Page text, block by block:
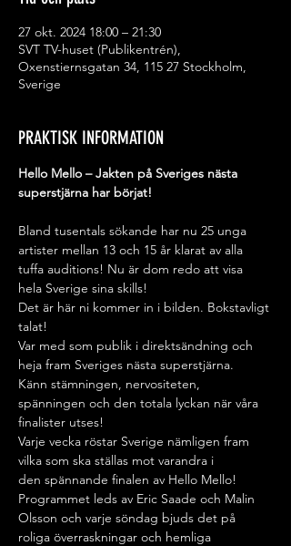
27 okt. 2024 18:00 – 21:30
SVT TV-huset (Publikentrén),
Oxenstiernsgatan 34, 115 27 Stockholm,
Sverige
PRAKTISK INFORMATION
Hello Mello – Jakten på Sveriges nästa
superstjärna har börjat!
Bland tusentals sökande har nu 25 unga
artister mellan 13 och 15 år klarat av alla
tuffa auditions! Nu är dom redo att visa
hela Sverige sina skills!
Det är här ni kommer in i bilden. Bokstavligt
talat!
Var med som publik i direktsändning och
heja fram Sveriges nästa superstjärna.
Känn stämningen, nervositeten,
spänningen och den totala lyckan när våra
finalister utses!
Varje vecka röstar Sverige nämligen fram
vilka som ska ställas mot varandra i
den spännande finalen av Hello Mello!
Programmet leds av Eric Saade och Malin
Olsson och varje söndag bjuds det på
roliga överraskningar och hemliga